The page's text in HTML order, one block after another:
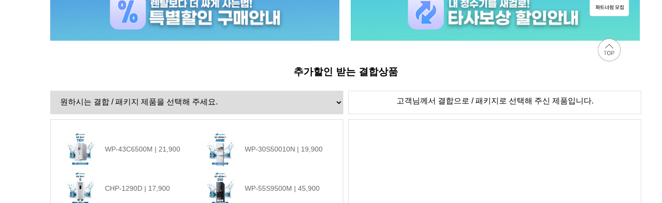
추가할인 받는 결합상품
WP-43C6500M | 21,900 WP-30S50010N | 19,900
CHP-1290D | 17,900 WP-55S9500M | 45,900
고객님께서 결합으로 / 패키지로 선택해 주신 제품입니다.